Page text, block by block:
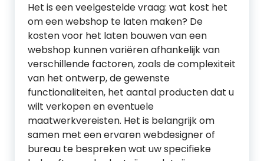
Het is een veelgestelde vraag: wat kost het
om een webshop te laten maken? De
kosten voor het laten bouwen van een
webshop kunnen variëren afhankelijk van
verschillende factoren, zoals de complexiteit
van het ontwerp, de gewenste
functionaliteiten, het aantal producten dat u
wilt verkopen en eventuele
maatwerkvereisten. Het is belangrijk om
samen met een ervaren webdesigner of
bureau te bespreken wat uw specifieke